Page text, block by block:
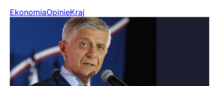
EkonomiaOpinieKraj